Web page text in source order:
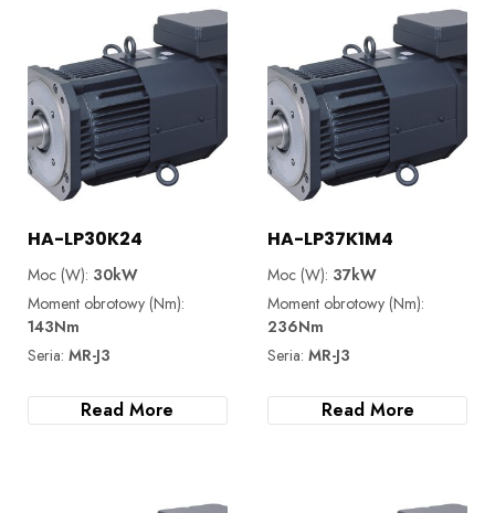
HA-LP30K24
Moc (W): 30kW
Moment obrotowy (Nm):
143Nm
Seria: MR-J3
Read More
HA-LP37K1M4
Moc (W): 37kW
Moment obrotowy (Nm):
236Nm
Seria:MR-J3
Read More